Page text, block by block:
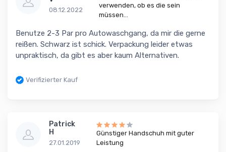
08.12.2022
verwenden, ob es die sein
müssen...
Benutze 2-3 Par pro Autowaschgang, da mir die gerne
reißen. Schwarz ist schick. Verpackung leider etwas
unpraktisch, da gibt es aber kaum Alternativen.
Verifizierter Kauf
Patrick
H
27.01.2019
Günstiger Handschuh mit guter
Leistung